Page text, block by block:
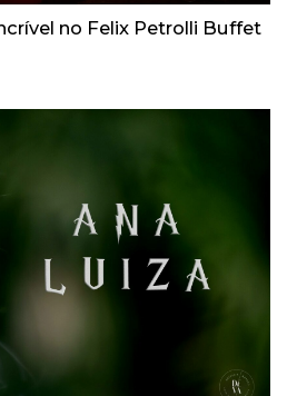
no Felix Petrolli Buffet